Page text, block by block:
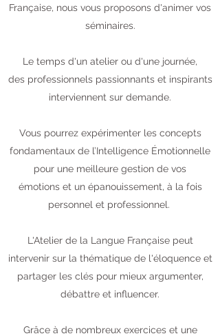
Française, nous vous proposons d'animer vos
séminaires.
Le temps d'un atelier ou d'une journée,
des professionnels passionnants et inspirants
interviennent sur demande.
Vous pourrez expérimenter les concepts
fondamentaux de l’Intelligence Émotionnelle
pour une meilleure gestion de vos
émotions et un épanouissement, à la fois
personnel et professionnel.
L'Atelier de la Langue Française peut
intervenir sur la thématique de l'éloquence et
partager les clés pour mieux argumenter,
débattre et influencer.
Grâce à de nombreux exercices et une